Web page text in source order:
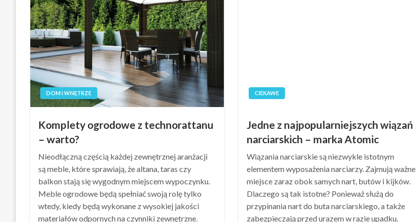
DOM I WNĘTRZE
Komplety ogrodowe z technorattanu
– warto?
Nieodłączną częścią każdej zewnętrznej aranżacji
są meble, które sprawiają, że altana, taras czy
balkon stają się wygodnym miejscem wypoczynku.
Meble ogrodowe będą spełniać swoją rolę tylko
wtedy, kiedy będą wykonane z wysokiej jakości
materiałów odpornych na czynniki zewnętrzne.
CIEKAWE
Jedne z najpopularniejszych wiązań
narciarskich – marka Atomic
Wiązania narciarskie są niezwykle istotnym
elementem wyposażenia narciarzy. Zajmują ważne
miejsce zaraz obok samych nart, butów i kijków.
Dlaczego są tak istotne? Ponieważ służą do
przypinania nart do buta narciarskiego, a także
zabezpieczają przed urazem w razie upadku.